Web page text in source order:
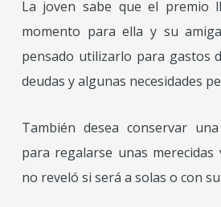
La joven sabe que el premio
momento para ella y su
pensado utilizarlo para gastos
deudas y algunas necesidades
También desea conservar
para regalarse unas merecidas
no reveló si será a solas o con